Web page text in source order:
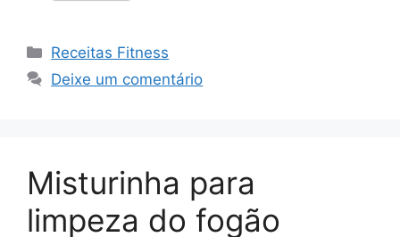
Categorias
Receitas Fitness
Deixe um comentário
Misturinha para
limpeza do fogão